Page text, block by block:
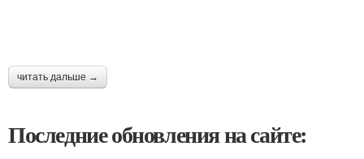
читать дальше →
Последние обновления на сайте: